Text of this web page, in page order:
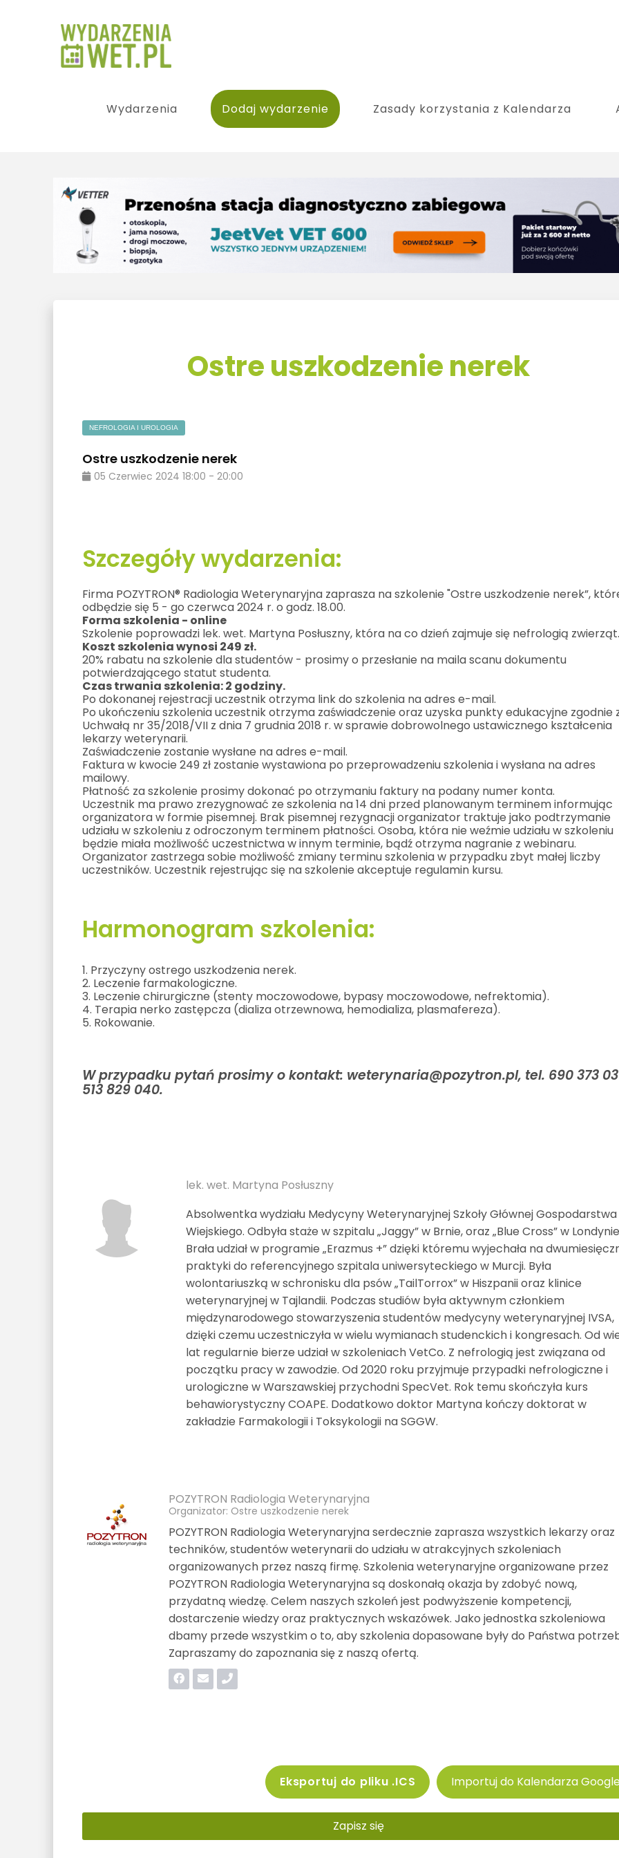
Wydarzenia Dodaj wydarzenie Zasady korzystania z Kalendarza
Ostre uszkodzenie nerek
NEFROLOGIA I UROLOGIA
Ostre uszkodzenie nerek
05 Czerwiec 2024 18:00 -20:00
Szczegóły wydarzenia:
Firma POZYTRON® Radiologia Weterynaryjna zaprasza na szkolenie "Ostre uszkodzenie nerek”,
odbędzie się 5 - go czerwca 2024 r. o godz. 18.00.
Forma szkolenia - online
Szkolenie poprowadzi lek. wet. Martyna Posłuszny, która na co dzień zajmuje się nefrologią
Koszt szkolenia wynosi 249 zł.
20% rabatu na szkolenie dla studentów - prosimy o przesłanie na maila scanu dokumentu
potwierdzającego statut studenta.
Czas trwania szkolenia: 2 godziny.
Po dokonanej rejestracji uczestnik otrzyma link do szkolenia na adres e-mail.
Po ukończeniu szkolenia uczestnik otrzyma zaświadczenie oraz uzyska punkty edukacyjne zgodnie
Uchwałą nr 35/2018/VII z dnia 7 grudnia 2018 r. w sprawie dobrowolnego ustawicznego kształcenia
lekarzy weterynarii.
Zaświadczenie zostanie wysłane na adres e-mail.
Faktura w kwocie 249 zł zostanie wystawiona po przeprowadzeniu szkolenia i wysłana na adres
mailowy.
Płatność za szkolenie prosimy dokonać po otrzymaniu faktury na podany numer konta.
Uczestnik ma prawo zrezygnować ze szkolenia na 14 dni przed planowanym terminem informując
organizatora w formie pisemnej. Brak pisemnej rezygnacji organizator traktuje jako podtrzymanie
udziału w szkoleniu z odroczonym terminem płatności. Osoba, która nie weźmie udziału w szkoleniu
będzie miała możliwość uczestnictwa w innym terminie, bądź otrzyma nagranie z webinaru.
Organizator zastrzega sobie możliwość zmiany terminu szkolenia w przypadku zbyt małej liczby
uczestników. Uczestnik rejestrując się na szkolenie akceptuje regulamin kursu.
Harmonogram szkolenia:
1. Przyczyny ostrego uszkodzenia nerek.
2. Leczenie farmakologiczne.
3. Leczenie chirurgiczne (stenty moczowodowe, bypasy moczowodowe, nefrektomia).
4. Terapia nerko zastępcza (dializa otrzewnowa, hemodializa, plasmafereza).
5. Rokowanie.
W przypadku pytań prosimy o kontakt: weterynaria@pozytron.pl, tel. 690 373
513 829 040.
lek. wet. Martyna Posłuszny
Absolwentka wydziału Medycyny Weterynaryjnej Szkoły Głównej Gospodarstwa
Wiejskiego. Odbyła staże w szpitalu „Jaggy” w Brnie, oraz „Blue Cross” w
Brała udział w programie „Erazmus +” dzięki któremu wyjechała na
praktyki do referencyjnego szpitala uniwersyteckiego w Murcji. Była
wolontariuszką w schronisku dla psów „TailTorrox” w Hiszpanii oraz klinice
weterynaryjnej w Tajlandii. Podczas studiów była aktywnym członkiem
międzynarodowego stowarzyszenia studentów medycyny weterynaryjnej IVSA,
dzięki czemu uczestniczyła w wielu wymianach studenckich i kongresach. Od
lat regularnie bierze udział w szkoleniach VetCo. Z nefrologią jest związana od
początku pracy w zawodzie. Od 2020 roku przyjmuje przypadki nefrologiczne i
urologiczne w Warszawskiej przychodni SpecVet. Rok temu skończyła kurs
behawiorystyczny COAPE. Dodatkowo doktor Martyna kończy doktorat w
zakładzie Farmakologii i Toksykologii na SGGW.
POZYTRON Radiologia Weterynaryjna
Organizator: Ostre uszkodzenie nerek
POZYTRON Radiologia Weterynaryjna serdecznie zaprasza wszystkich lekarzy oraz
techników, studentów weterynarii do udziału w atrakcyjnych szkoleniach
organizowanych przez naszą firmę. Szkolenia weterynaryjne organizowane przez
POZYTRON Radiologia Weterynaryjna są doskonałą okazja by zdobyć nową,
przydatną wiedzę. Celem naszych szkoleń jest podwyższenie kompetencji,
dostarczenie wiedzy oraz praktycznych wskazówek. Jako jednostka szkoleniowa
dbamy przede wszystkim o to, aby szkolenia dopasowane były do Państwa
Zapraszamy do zapoznania się z naszą ofertą.
Eksportuj do pliku .ICS Importuj do Kalendarza
Zapisz się